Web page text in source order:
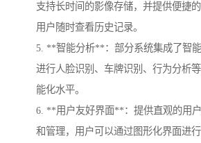
支持长时间的影像存储，并提供便捷
用户随时查看历史记录。
5. **智能分析**：部分系统集成了智
进行人脸识别、车牌识别、行为分析
能化水平。
6. **用户友好界面**：提供直观的用
和管理，用户可以通过图形化界面进行